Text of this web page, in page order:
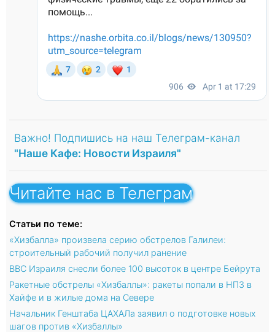
Важно! Подпишись на наш Телеграм-канал
"Наше Кафе: Новости Израиля"
Читайте нас в Телеграм
Статьи по теме:
«Хизбалла» произвела серию обстрелов Галилеи:
строительный рабочий получил ранение
ВВС Израиля снесли более 100 высоток в центре Бейрута
Ракетные обстрелы «Хизбаллы»: ракеты попали в НПЗ в
Хайфе и в жилые дома на Севере
Начальник Генштаба ЦАХАЛа заявил о подготовке новых
шагов против «Хизбаллы»